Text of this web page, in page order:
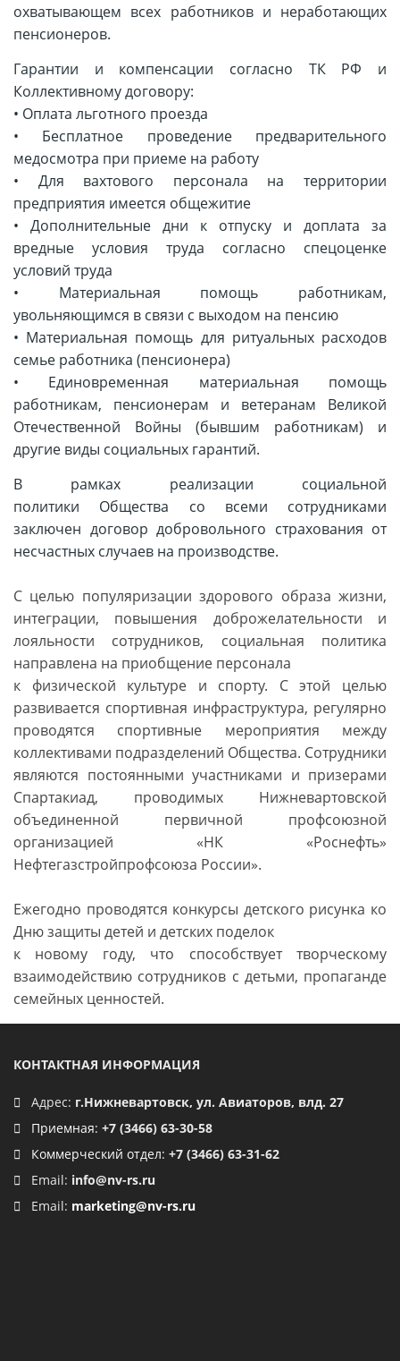
охватывающем всех работников и неработающих
пенсионеров.
Гарантии и компенсации согласно ТК РФ и
Коллективному договору:
• Оплата льготного проезда
• Бесплатное проведение предварительного
медосмотра при приеме на работу
• Для вахтового персонала на территории
предприятия имеется общежитие
• Дополнительные дни к отпуску и доплата за
вредные условия труда согласно спецоценке
условий труда
• Материальная помощь работникам,
увольняющимся в связи с выходом на пенсию
• Материальная помощь для ритуальных расходов
семье работника (пенсионера)
• Единовременная материальная помощь
работникам, пенсионерам и ветеранам Великой
Отечественной Войны (бывшим работникам) и
другие виды социальных гарантий.
В рамках реализации социальной
политики Общества со всеми сотрудниками
заключен договор добровольного страхования от
несчастных случаев на производстве.
С целью популяризации здорового образа жизни,
интеграции, повышения доброжелательности и
лояльности сотрудников, социальная политика
направлена на приобщение персонала
к физической культуре и спорту. С этой целью
развивается спортивная инфраструктура, регулярно
проводятся спортивные мероприятия между
коллективами подразделений Общества. Сотрудники
являются постоянными участниками и призерами
Спартакиад, проводимых Нижневартовской
объединенной первичной профсоюзной
организацией «НК «Роснефть»
Нефтегазстройпрофсоюза России».
Ежегодно проводятся конкурсы детского рисунка ко
Дню защиты детей и детских поделок
к новому году, что способствует творческому
взаимодействию сотрудников с детьми, пропаганде
семейных ценностей.
КОНТАКТНАЯ ИНФОРМАЦИЯ
Адрес: г.Нижневартовск, ул. Авиаторов, влд. 27
Приемная: +7 (3466) 63-30-58
Коммерческий отдел: +7 (3466) 63-31-62
Email: info@nv-rs.ru
Email: marketing@nv-rs.ru